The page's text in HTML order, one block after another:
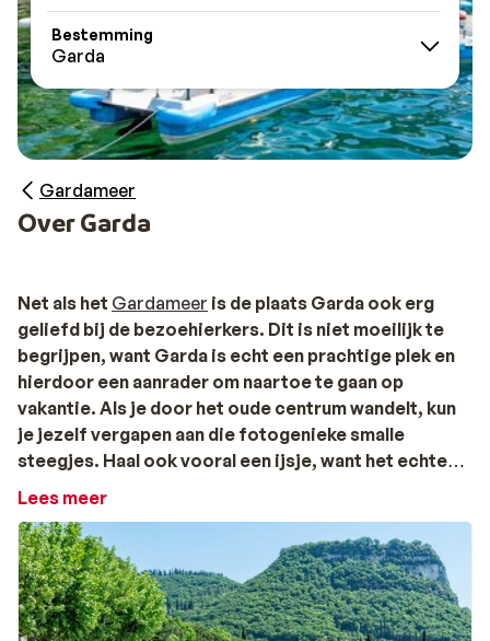
Bestemming
Garda
Gardameer
Over Garda
Net als het Gardameer is de plaats Garda ook erg
geliefd bij de bezoehierkers. Dit is niet moeilijk te
begrijpen, want Garda is echt een prachtige plek en
hierdoor een aanrader om naartoe te gaan op
vakantie. Als je door het oude centrum wandelt, kun
je jezelf vergapen aan die fotogenieke smalle
steegjes. Haal ook vooral een ijsje, want het echte
Italiaanse ijs is zonder twijfel verrukkelijk.
De geschiedenis van Garda gaat vele eeuwen terug.
Zelfs terug tot de tijd dat de plaats nog bekend stond
onder de naam ‘Benacus’. Karel de Grote schijnt de
Lees meer